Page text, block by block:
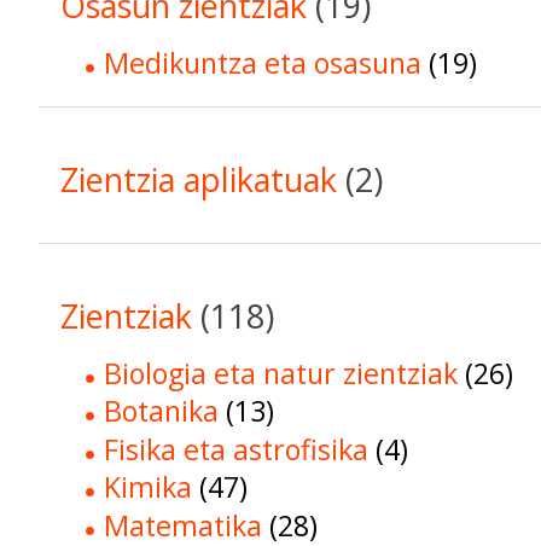
Medikuntza eta osasuna (19)
Zientzia aplikatuak (2)
Zientziak (118)
Biologia eta natur zientziak (26)
Botanika (13)
Fisika eta astrofisika (4)
Kimika (47)
Matematika (28)